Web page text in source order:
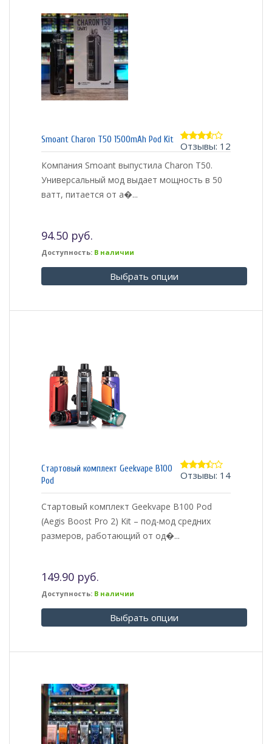
3.50
Отзывы: 12
Smoant Charon T50 1500mAh Pod Kit
Компания Smoant выпустила Charon T50.
Универсальный мод выдает мощность в 50
ватт, питается от а�...
94.50 руб.
Доступность: В наличии
Выбрать опции
3.36
Отзывы: 14
Стартовый комплект Geekvape B100
Pod
Стартовый комплект Geekvape B100 Pod
(Aegis Boost Pro 2) Kit – под-мод средних
размеров, работающий от од�...
149.90 руб.
Доступность: В наличии
Выбрать опции